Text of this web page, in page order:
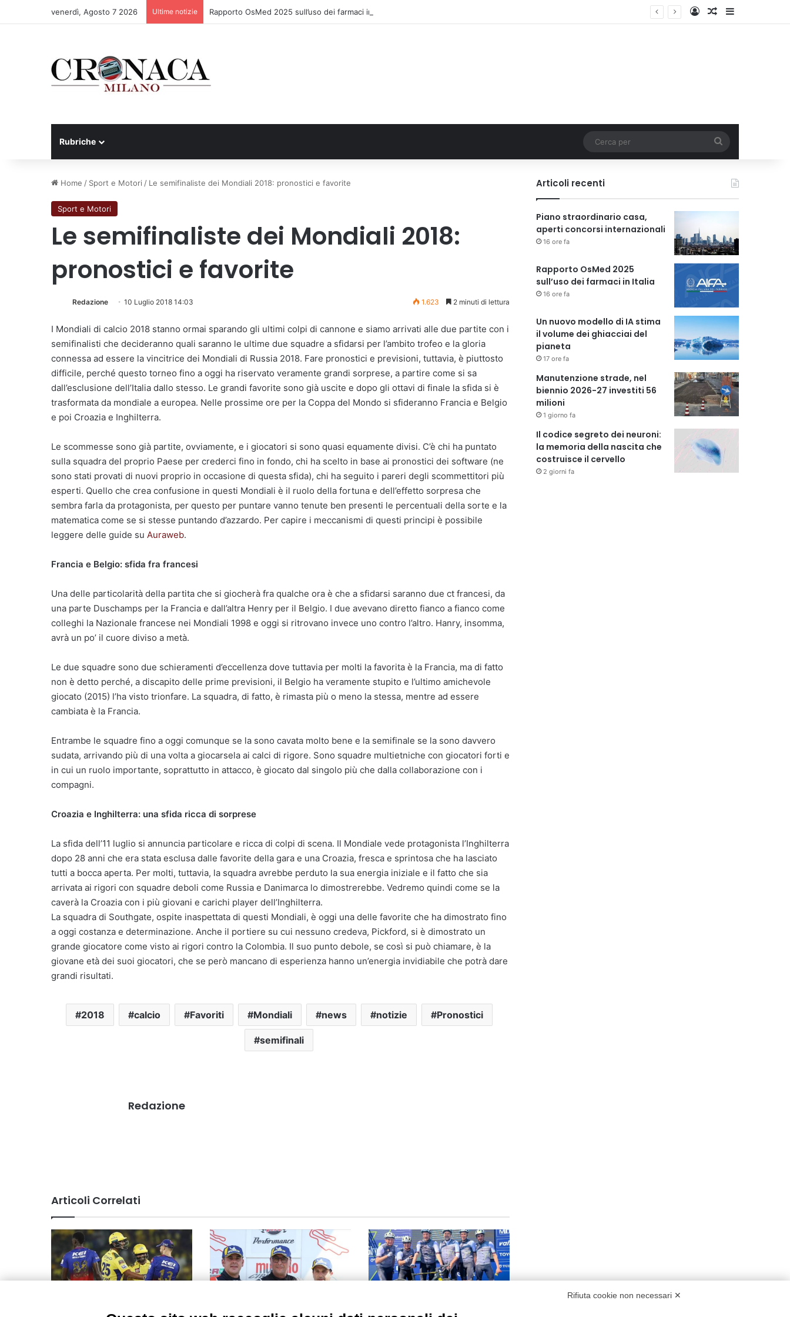
venerdì, Agosto 7 2026 Ultime notizie Rapporto OsMed 2025 sull’uso dei farmaci in Italia AccediUn articolo a
Rubriche
per
Home / Sport e Motori / Le semifinaliste dei Mondiali 2018: pronostici e favorite
Sport e Motori
Le semifinaliste dei Mondiali 2018:
pronostici e favorite
Redazione 10 Luglio 2018 14:03 1.623 2 minuti di lettura
I Mondiali di calcio 2018 stanno ormai sparando gli ultimi colpi di cannone e siamo arrivati alle due partite con i
semifinalisti che decideranno quali saranno le ultime due squadre a sfidarsi per l’ambito trofeo e la gloria
connessa ad essere la vincitrice dei Mondiali di Russia 2018. Fare pronostici e previsioni, tuttavia, è piuttosto
difficile, perché questo torneo fino a oggi ha riservato veramente grandi sorprese, a partire come si sa
dall’esclusione dell’Italia dallo stesso. Le grandi favorite sono già uscite e dopo gli ottavi di finale la sfida si è
trasformata da mondiale a europea. Nelle prossime ore per la Coppa del Mondo si sfideranno Francia e Belgio
e poi Croazia e Inghilterra.
Le scommesse sono già partite, ovviamente, e i giocatori si sono quasi equamente divisi. C’è chi ha puntato
sulla squadra del proprio Paese per crederci fino in fondo, chi ha scelto in base ai pronostici dei software (ne
sono stati provati di nuovi proprio in occasione di questa sfida), chi ha seguito i pareri degli scommettitori più
esperti. Quello che crea confusione in questi Mondiali è il ruolo della fortuna e dell’effetto sorpresa che
sembra farla da protagonista, per questo per puntare vanno tenute ben presenti le percentuali della sorte e la
matematica come se si stesse puntando d’azzardo. Per capire i meccanismi di questi principi è possibile
leggere delle guide su Auraweb.
Francia e Belgio: sfida fra francesi
Una delle particolarità della partita che si giocherà fra qualche ora è che a sfidarsi saranno due ct francesi, da
una parte Duschamps per la Francia e dall’altra Henry per il Belgio. I due avevano diretto fianco a fianco come
colleghi la Nazionale francese nei Mondiali 1998 e oggi si ritrovano invece uno contro l’altro. Hanry, insomma,
avrà un po’ il cuore diviso a metà.
Le due squadre sono due schieramenti d’eccellenza dove tuttavia per molti la favorita è la Francia, ma di fatto
non è detto perché, a discapito delle prime previsioni, il Belgio ha veramente stupito e l’ultimo amichevole
giocato (2015) l’ha visto trionfare. La squadra, di fatto, è rimasta più o meno la stessa, mentre ad essere
cambiata è la Francia.
Entrambe le squadre fino a oggi comunque se la sono cavata molto bene e la semifinale se la sono davvero
sudata, arrivando più di una volta a giocarsela ai calci di rigore. Sono squadre multietniche con giocatori forti e
in cui un ruolo importante, soprattutto in attacco, è giocato dal singolo più che dalla collaborazione con i
compagni.
Croazia e Inghilterra: una sfida ricca di sorprese
La sfida dell’11 luglio si annuncia particolare e ricca di colpi di scena. Il Mondiale vede protagonista l’Inghilterra
dopo 28 anni che era stata esclusa dalle favorite della gara e una Croazia, fresca e sprintosa che ha lasciato
tutti a bocca aperta. Per molti, tuttavia, la squadra avrebbe perduto la sua energia iniziale e il fatto che sia
arrivata ai rigori con squadre deboli come Russia e Danimarca lo dimostrerebbe. Vedremo quindi come se la
caverà la Croazia con i più giovani e carichi player dell’Inghilterra.
La squadra di Southgate, ospite inaspettata di questi Mondiali, è oggi una delle favorite che ha dimostrato fino
a oggi costanza e determinazione. Anche il portiere su cui nessuno credeva, Pickford, si è dimostrato un
grande giocatore come visto ai rigori contro la Colombia. Il suo punto debole, se così si può chiamare, è la
giovane età dei suoi giocatori, che se però mancano di esperienza hanno un’energia invidiabile che potrà dare
grandi risultati.
2018 calcio Favoriti Mondiali news notizie Pronostici
semifinali
Redazione
Articoli Correlati
Articoli recenti
Piano straordinario casa,
aperti concorsi internazionali
16 ore fa
Rapporto OsMed 2025
sull’uso dei farmaci in Italia
16 ore fa
Un nuovo modello di IA stima
il volume dei ghiacciai del
pianeta
17 ore fa
Manutenzione strade, nel
biennio 2026-27 investiti 56
milioni
1 giorno fa
Il codice segreto dei neuroni:
la memoria della nascita che
costruisce il cervello
2 giorni fa
Rifiuta cookie non necessari ✕